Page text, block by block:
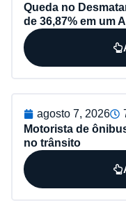
Queda no
de 36,87% em um
agosto 7, 2026
Motorista de
no trânsito